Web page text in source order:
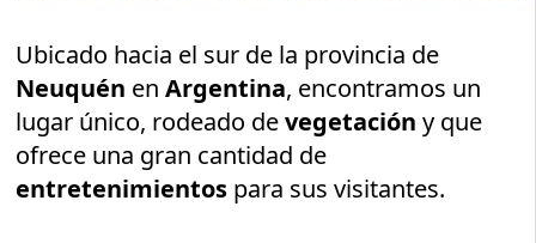
Ubicado hacia el sur de la provincia de
Neuquén enArgentina, encontramos un
lugar único, rodeado devegetacióny que
ofrece una gran cantidad de
entretenimientos para sus visitantes.